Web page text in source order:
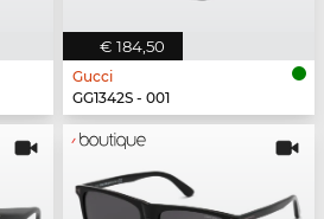
€ 184,50
Gucci
GG1342S - 001